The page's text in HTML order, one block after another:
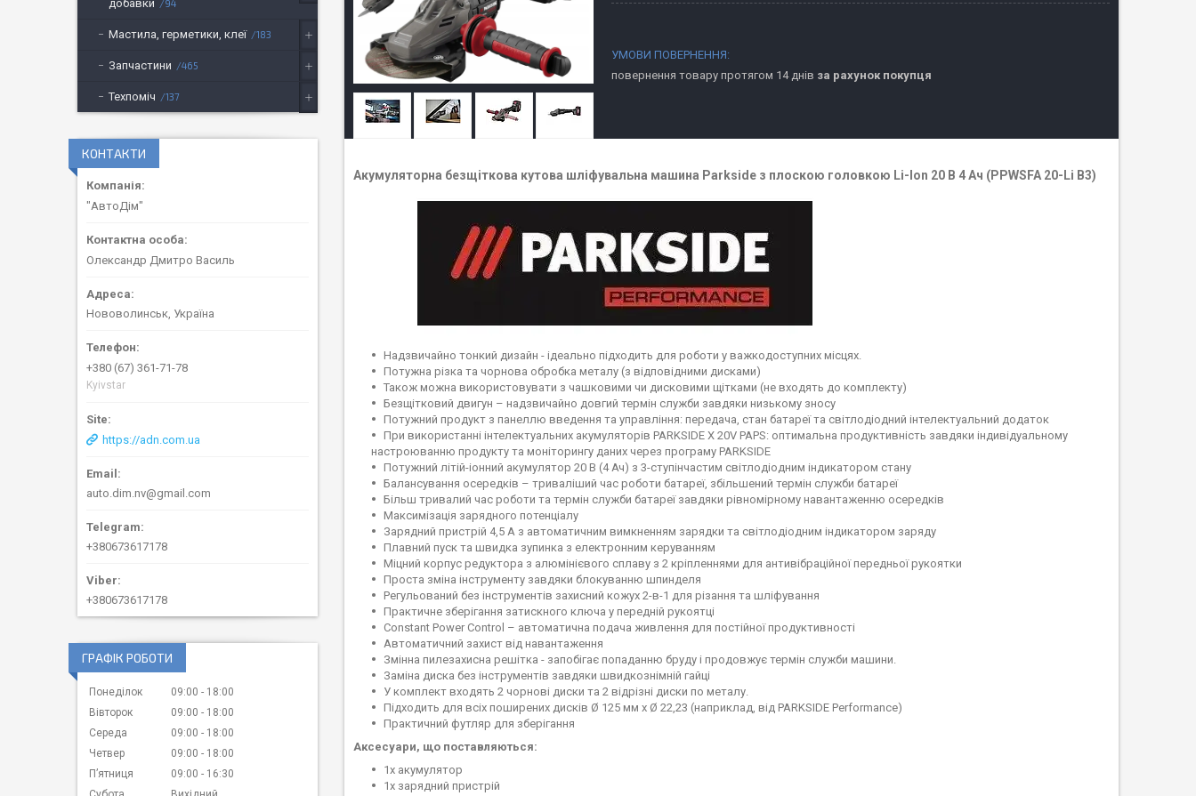
повернення товару протягом 14 днів за рахунок покупця
Акумуляторна безщіткова кутова шліфувальна машина Parkside з плоскою головкою Li-Ion 20 В 4 Ач (PPWSFA 20-Li B3)
Надзвичайно тонкий дизайн - ідеально підходить для роботи у важкодоступних місцях.
Потужна різка та чорнова обробка металу (з відповідними дисками)
Також можна використовувати з чашковими чи дисковими щітками (не входять до комплекту)
Безщітковий двигун – надзвичайно довгий термін служби завдяки низькому зносу
Потужний продукт з панеллю введення та управління: передача, стан батареї та світлодіодний інтелектуальний додаток
При використанні інтелектуальних акумуляторів PARKSIDE X 20V PAPS: оптимальна продуктивність завдяки індивідуальному
настроюванню продукту та моніторингу даних через програму PARKSIDE
Потужний літій-іонний акумулятор 20 В (4 Ач) з 3-ступінчастим світлодіодним індикатором стану
Балансування осередків – триваліший час роботи батареї, збільшений термін служби батареї
Більш тривалий час роботи та термін служби батареї завдяки рівномірному навантаженню осередків
Максимізація зарядного потенціалу
Зарядний пристрій 4,5 А з автоматичним вимкненням зарядки та світлодіодним індикатором заряду
Плавний пуск та швидка зупинка з електронним керуванням
Міцний корпус редуктора з алюмінієвого сплаву з 2 кріпленнями для антивібраційної передньої рукоятки
Проста зміна інструменту завдяки блокуванню шпинделя
Регульований без інструментів захисний кожух 2-в-1 для різання та шліфування
Практичне зберігання затискного ключа у передній рукоятці
Constant Power Control – автоматична подача живлення для постійної продуктивності
Автоматичний захист від навантаження
Змінна пилезахисна решітка - запобігає попаданню бруду і продовжує термін служби машини.
Заміна диска без інструментів завдяки швидкознімній гайці
У комплект входять 2 чорнові диски та 2 відрізні диски по металу.
Підходить для всіх поширених дисків Ø 125 мм x Ø 22,23 (наприклад, від PARKSIDE Performance)
Практичний футляр для зберігання
Аксесуари, що поставляються:
1x акумулятор
1x зарядний пристрій
добавки
94
Мастила, герметики, клеї 183
Запчастини 465
Техпоміч 137
КОНТАКТИ
"АвтоДім"
Олександр Дмитро Василь
Нововолинськ, Україна
+380 (67) 361-71-78
Kyivstar
https://adn.com.ua
auto.dim.nv@gmail.com
+380673617178
+380673617178
ГРАФІК РОБОТИ
Понеділок 09:00
18:00
Вівторок
09:00
18:00
Середа
09:00
18:00
Четвер
09:00
18:00
Пʼятниця
09:00
16:30